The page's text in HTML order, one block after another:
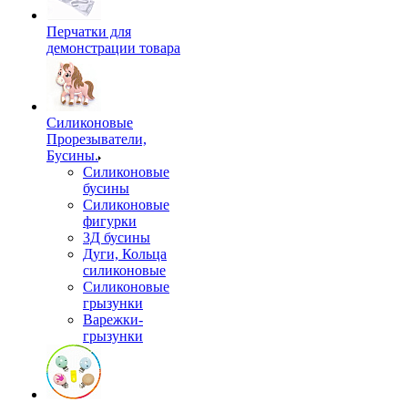
Перчатки для
демонстрации товара
Силиконовые
Прорезыватели,
Бусины.
Силиконовые
бусины
Силиконовые
фигурки
3Д бусины
Дуги, Кольца
силиконовые
Силиконовые
грызунки
Варежки-
грызунки